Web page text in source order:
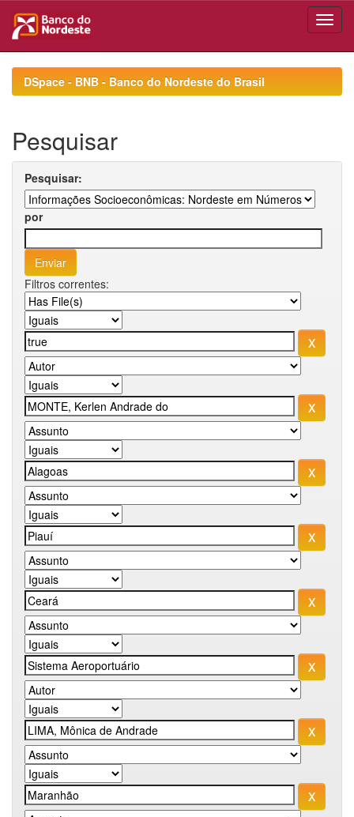
navigationDSpace - BNB - Banco do Nordeste do Brasil
Pesquisar
Pesquisar:
por
Filtros correntes: